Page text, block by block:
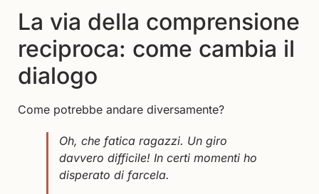
La via della comprensione
reciproca: come cambia il
dialogo
Come potrebbe andare diversamente?
Oh, che fatica ragazzi. Un giro
davvero difficile! In certi momenti ho
disperato di farcela.